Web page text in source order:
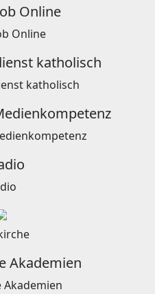
Online
katholisch
Akademien